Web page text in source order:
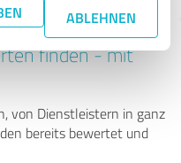
ABLEHNEN
finden - mit
von Dienstleistern in ganz
bereits bewertet und